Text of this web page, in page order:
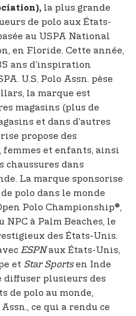
la plus grande
de polo aux États-
au USPA National
en Floride. Cette année,
ans d’inspiration
U.S. Polo Assn. pèse
la marque est
magasins (plus de
et dans d’autres
propose des
femmes et enfants, ainsi
chaussures dans
La marque sponsorise
polo dans le monde
Polo Championship®,
NPC à Palm Beaches, le
des États-Unis.
ESPNaux États-Unis,
et Star Sportsen Inde
diffuser plusieurs des
de polo au monde,
ce qui a rendu ce